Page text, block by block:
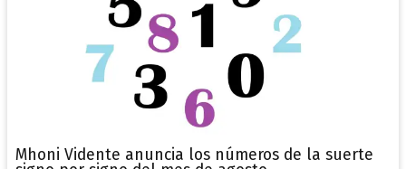
Mhoni Vidente anuncia los números de la suerte